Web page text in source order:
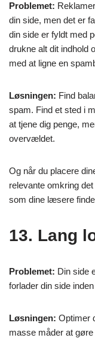
Problemet:
din side, men det er
din side er fyldt med
drukne alt dit indhold
med at ligne en
Løsningen: Find
spam. Find et sted i
at tjene dig penge,
overvældet.
Og når du placere
relevante omkring
som dine læsere
13. Lang
Problemet: Din side
forlader din side
Løsningen: Optimer
masse måder at